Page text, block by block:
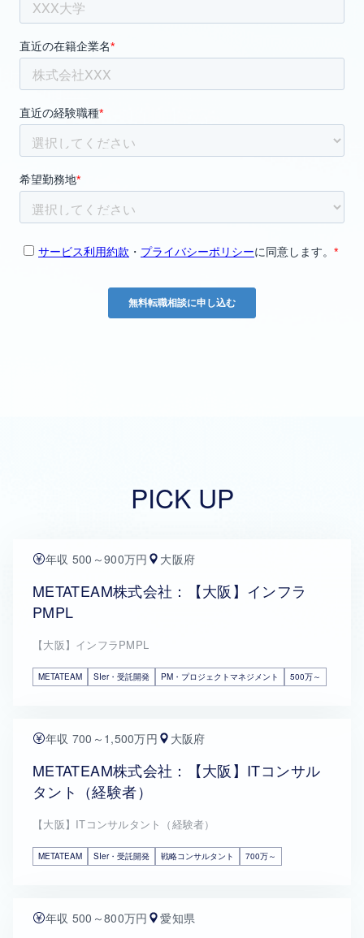
PICK UP
年収 500～900万円 大阪府
METATEAM株式会社：【大阪】インフラ
PMPL
【大阪】インフラPMPL
METATEAM SIer・受託開発 PM・プロジェクトマネジメント 500万～
年収 700～1,500万円 大阪府
METATEAM株式会社：【大阪】ITコンサル
タント（経験者）
【大阪】ITコンサルタント（経験者）
METATEAM SIer・受託開発 戦略コンサルタント 700万～
年収 500～800万円 愛知県